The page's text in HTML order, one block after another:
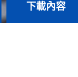
下載內容